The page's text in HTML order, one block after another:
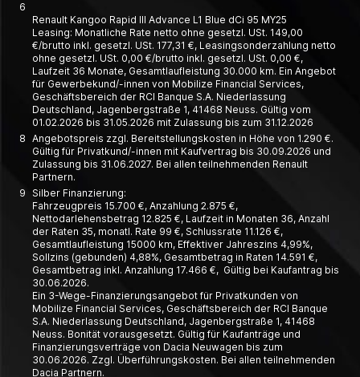
6
Renault Kangoo Rapid III Advance L1 Blue dCi 95 MY25
Leasing: Monatliche Rate netto ohne gesetzl. USt. 149,00
€/brutto inkl. gesetzl. USt. 177,31 €, Leasing­­sonder­zahlung netto
ohne gesetzl. USt. 0,00 €/brutto inkl. gesetzl. USt. 0,00 €,
Laufzeit 36 Monate, Gesamt­laufleistung 30.000 km. Ein Angebot
für Gewerbe­kund/-innen von Mobilize Financial Services,
Geschäfts­bereich der RCI Banque S.A. Nieder­lassung
Deutschland, Jagen­berg­straße 1, 41468 Neuss. Gültig vom
01.02.2026 bis 31.05.2026 mit Zulassung bis zum 31.12.2026
8 Angebotspreis zzgl. Bereitstellungskosten in Höhe von 1.290 €.
Gültig für Privatkund/-innen mit Kaufvertrag bis 30.09.2026 und
Zulassung bis 31.06.2027. Bei allen teilnehmenden Renault
Partnern.
9
Silber Finanzierung:
Fahrzeugpreis 15.700 €, Anzahlung 2.875 €,
Nettodarlehensbetrag 12.825 €, Laufzeit in Monaten 36, Anzahl
der Raten 35, monatl. Rate 99 €, Schlussrate 11.126 €,
Gesamtlaufleistung 15000 km, Effektiver Jahreszins 4,99%,
Sollzins (gebunden) 4,88%, Gesamtbetrag in Raten 14.591 €,
Gesamtbetrag inkl. Anzahlung 17.466 €, Gültig bei Kaufantrag bis
30.06.2026.
Ein 3-Wege-Finanzierungsangebot für Privatkunden von
Mobilize Financial Services, Geschäftsbereich der RCI Banque
S.A. Niederlassung Deutschland, Jagenbergstraße 1, 41468
Neuss. Bonität vorausgesetzt. Gültig für Kaufanträge und
Finanzierungsverträge von Dacia Neuwagen bis zum
30.06.2026. Zzgl. Überführungskosten. Bei allen teilnehmenden
Dacia Partnern.